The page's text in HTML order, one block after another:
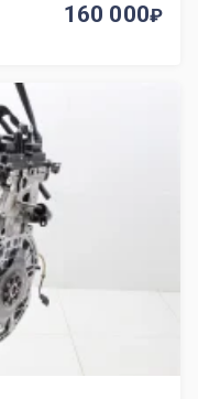
160 000